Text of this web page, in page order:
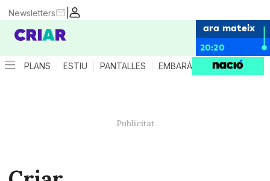
|
Newsletters
ara mateix
20:20
PLANS ESTIU PANTALLES EMBARÀS CRIANÇA